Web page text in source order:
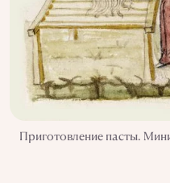
Приготовление пасты.